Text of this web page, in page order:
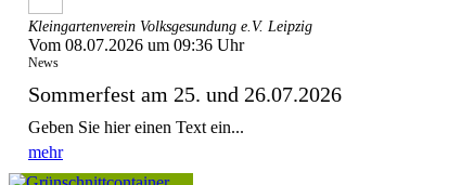
Kleingartenverein Volksgesundung e.V. Leipzig
Vom 08.07.2026 um 09:36 Uhr
News
Sommerfest am 25. und 26.07.2026
Geben Sie hier einen Text ein...
mehr